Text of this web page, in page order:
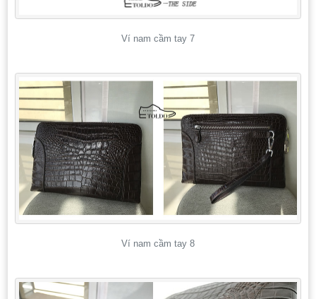
Ví nam cầm tay 7
Ví nam cầm tay 8